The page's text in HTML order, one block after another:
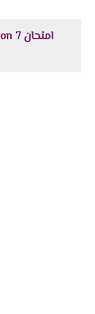
امتحان Unit 2 - Lesson 7 هنا عبر موقعنا "